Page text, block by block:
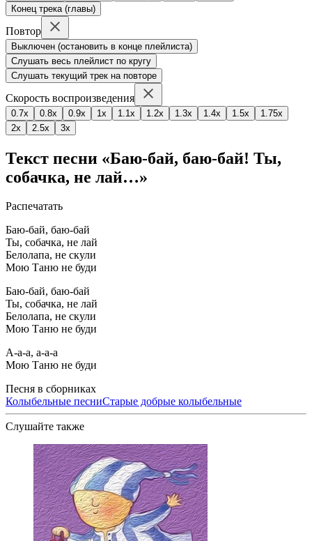
Конец трека (главы)
Повтор
Выключен (остановить в конце плейлиста)
Слушать весь плейлист по кругу
Слушать текущий трек на повторе
Скорость воспроизведения
0.7x 0.8x 0.9x 1x 1.1x 1.2x 1.3x 1.4x 1.5x
1.75x
2x
2.5x 3x
Текст песни «Баю-бай, баю-бай! Ты,
собачка, не лай…»
Распечатать
Баю-бай, баю-бай
Ты, собачка, не лай
Белолапа, не скули
Мою Таню не буди
Баю-бай, баю-бай
Ты, собачка, не лай
Белолапа, не скули
Мою Таню не буди
А-а-а, а-а-а
Мою Таню не буди
Песня в сборниках
Колыбельные песниСтарые добрые колыбельные
Слушайте также